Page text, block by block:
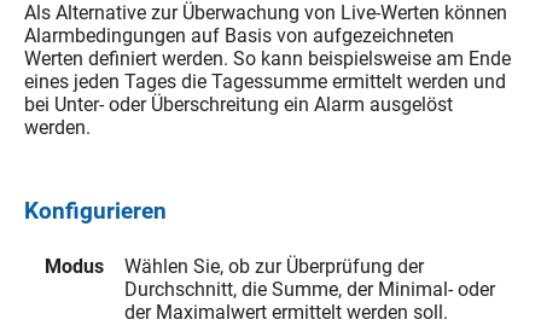
Als Alternative zur Überwachung von Live-Werten können
Alarmbedingungen auf Basis von aufgezeichneten
Werten definiert werden. So kann beispielsweise am Ende
eines jeden Tages die Tagessumme ermittelt werden und
bei Unter- oder Überschreitung ein Alarm ausgelöst
werden.
Konfigurieren
Modus
Wählen Sie, ob zur Überprüfung der
Durchschnitt, die Summe, der Minimal- oder
der Maximalwert ermittelt werden soll.